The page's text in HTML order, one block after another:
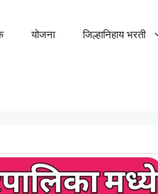
योजना जिल्हानिहाय भरती